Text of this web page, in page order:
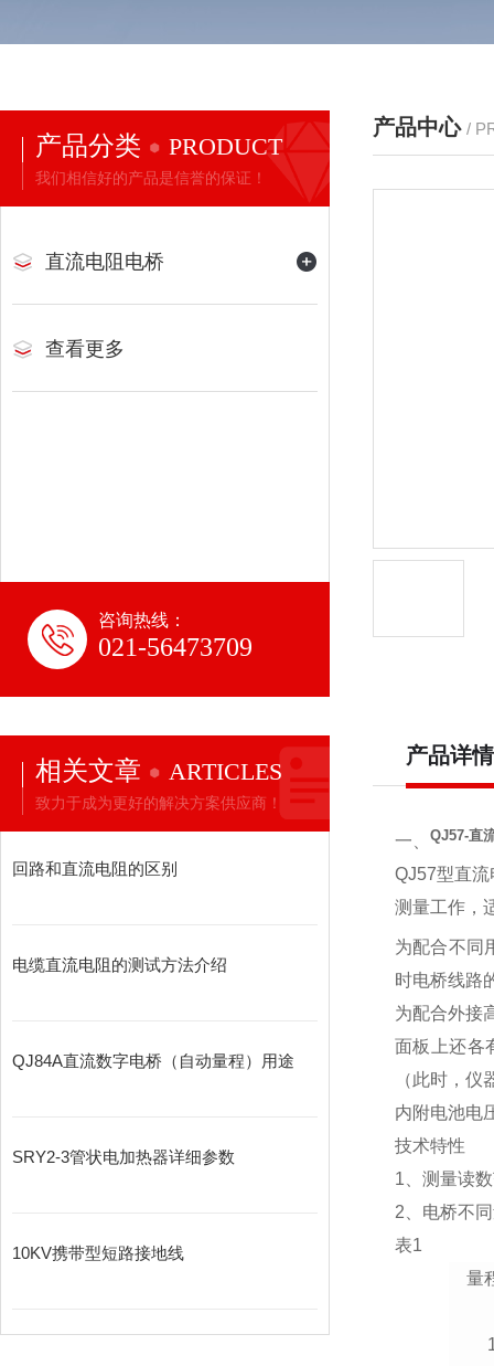
产品分类 PRODUCT
我们相信好的产品是信誉的保证！
直流电阻电桥
查看更多
咨询热线：
021-56473709
相关文章 ARTICLES
致力于成为更好的解决方案供应商！
回路和直流电阻的区别
电缆直流电阻的测试方法介绍
QJ84A直流数字电桥（自动量程）用途
SRY2-3管状电加热器详细参数
10KV携带型短路接地线
产品中心 /
产品详情
一、 QJ57-直
QJ57型直
测量工作，
为配合不同
时电桥线路
为配合外接
面板上还各
（此时，
内附电池电
技术特性
1、测量读
2、电桥不
表1
量